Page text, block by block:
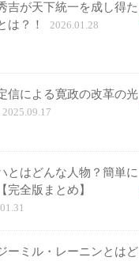
吉が天下統一を成し得た
は？！
2026.01.28
信による寛政の改革の光
2025.09.17
とはどんな人物？簡単に
完全版まとめ】
ーミル・レーニンとはど